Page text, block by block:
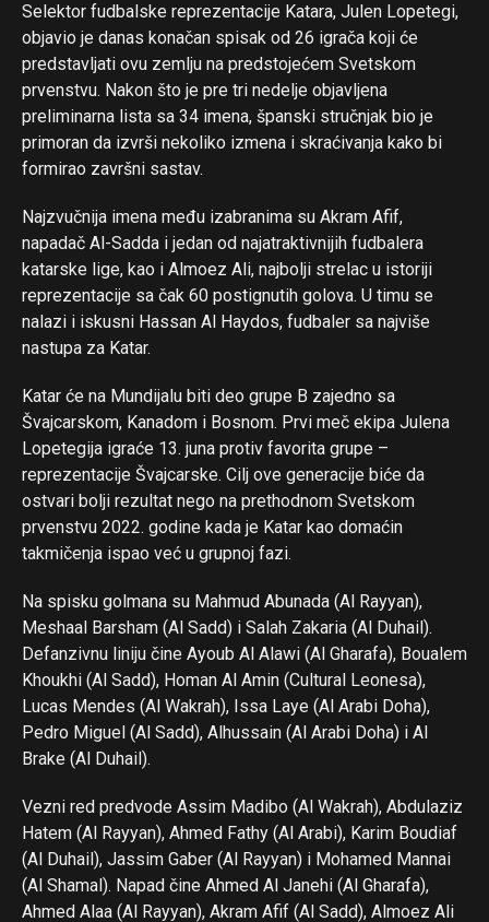
Selektor fudbalske reprezentacije Katara, Julen Lopetegi,
objavio je danas konačan spisak od 26 igrača koji će
predstavljati ovu zemlju na predstojećem Svetskom
prvenstvu. Nakon što je pre tri nedelje objavljena
preliminarna lista sa 34 imena, španski stručnjak bio je
primoran da izvrši nekoliko izmena i skraćivanja kako bi
formirao završni sastav.
Najzvučnija imena među izabranima su Akram Afif,
napadač Al-Sadda i jedan od najatraktivnijih fudbalera
katarske lige, kao i Almoez Ali, najbolji strelac u istoriji
reprezentacije sa čak 60 postignutih golova. U timu se
nalazi i iskusni Hassan Al Haydos, fudbaler sa najviše
nastupa za Katar.
Katar će na Mundijalu biti deo grupe B zajedno sa
Švajcarskom, Kanadom i Bosnom. Prvi meč ekipa Julena
Lopetegija igraće 13. juna protiv favorita grupe –
reprezentacije Švajcarske. Cilj ove generacije biće da
ostvari bolji rezultat nego na prethodnom Svetskom
prvenstvu 2022. godine kada je Katar kao domaćin
takmičenja ispao već u grupnoj fazi.
Na spisku golmana su Mahmud Abunada (Al Rayyan),
Meshaal Barsham (Al Sadd) i Salah Zakaria (Al Duhail).
Defanzivnu liniju čine Ayoub Al Alawi (Al Gharafa), Boualem
Khoukhi (Al Sadd), Homan Al Amin (Cultural Leonesa),
Lucas Mendes (Al Wakrah), Issa Laye (Al Arabi Doha),
Pedro Miguel (Al Sadd), Alhussain (Al Arabi Doha) i Al
Brake (Al Duhail).
Vezni red predvode Assim Madibo (Al Wakrah), Abdulaziz
Hatem (Al Rayyan), Ahmed Fathy (Al Arabi), Karim Boudiaf
(Al Duhail), Jassim Gaber (Al Rayyan) i Mohamed Mannai
(Al Shamal). Napad čine Ahmed Al Janehi (Al Gharafa),
Ahmed Alaa (Al Rayyan), Akram Afif (Al Sadd), Almoez Ali